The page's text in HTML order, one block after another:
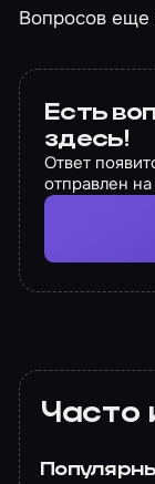
Вопросов еще
Есть
здесь!
Ответ
отправлен
Часто